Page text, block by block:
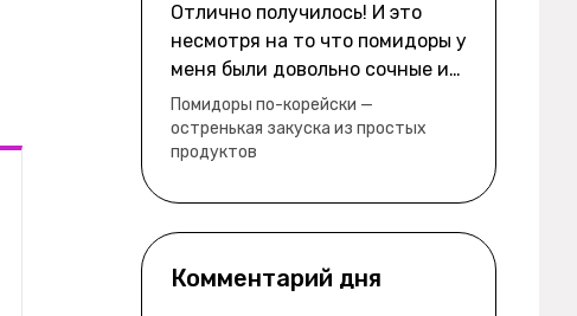
уже другую модель т.к та была
старая и пароль я от него
забыл
Отлично получилось! И это
несмотря на то что помидоры у
меня были довольно сочные и
водянистые. Ну, зато теперь
полно острой салатной жижи ))
Помидоры по-корейски —
остренькая закуска из простых
продуктов
Комментарий дня